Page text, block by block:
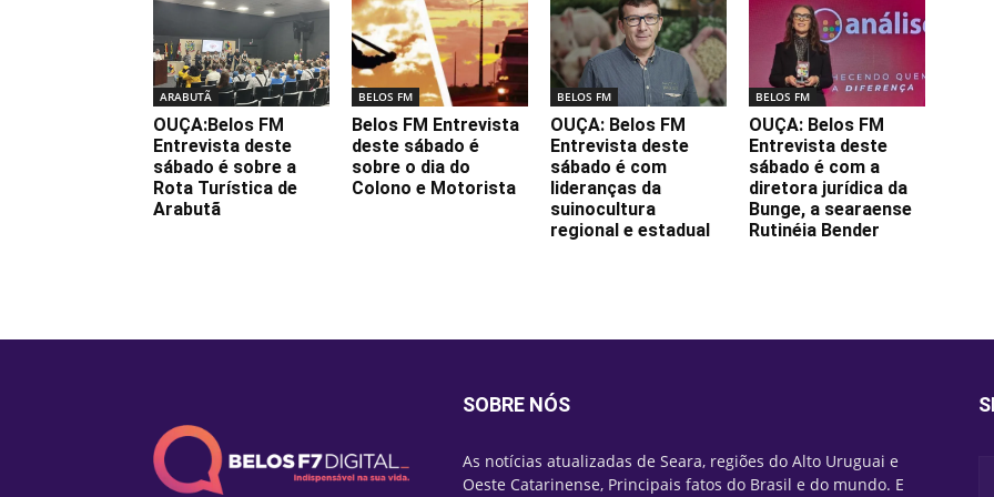
ARABUTÃ
OUÇA:Belos FM
Entrevista deste
sábado é sobre a
Rota Turística de
Arabutã
BELOS FM
Belos FM Entrevista
deste sábado é
sobre o dia do
Colono e Motorista
BELOS FM
OUÇA: Belos FM
Entrevista deste
sábado é com
lideranças da
suinocultura
regional e estadual
BELOS FM
OUÇA: Belos FM
Entrevista deste
sábado é com a
diretora jurídica da
Bunge, a searaense
Rutinéia Bender
SOBRE NÓS
As notícias atualizadas de Seara, regiões do Alto Uruguai e
Oeste Catarinense, Principais fatos do Brasil e do mundo. E